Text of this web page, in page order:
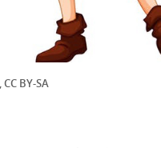
BY-SA